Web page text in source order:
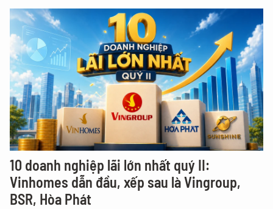
10 doanh nghiệp lãi lớn nhất quý II:
Vinhomes dẫn đầu, xếp sau là Vingroup,
BSR, Hòa Phát